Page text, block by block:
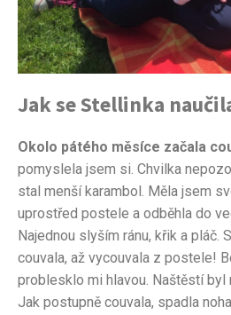
Jak se Stellinka
Okolo pátého měsíce začala
pomyslela jsem si. Chvilka
stal menší karambol. Měla jsem
uprostřed postele a odběhla do
Najednou slyším ránu, křik a pláč.
couvala, až vycouvala z postele!
problesklo mi hlavou. Naštěstí byl
Jak postupně couvala, spadla